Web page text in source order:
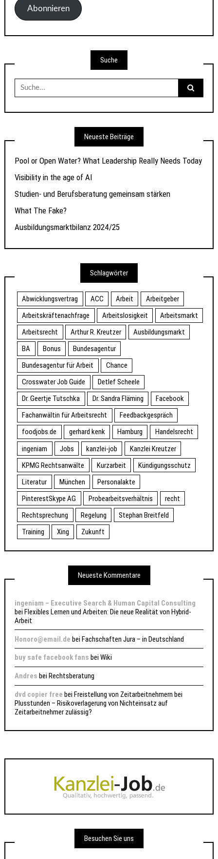
AdresseAbonnieren
Suche
Suche
nach:
Neueste Beiträge
Pool or Open Water? What Leadership Really Needs Today
Visibility in the age of AI
Studien- und Berufsberatung gemeinsam stärken
What The Fake?
Ausbildungsmarktbilanz 2024/25
Schlagwörter
Abwicklungsvertrag ACC Arbeit
Arbeitgeber
Arbeitskräftenachfrage
Arbeitslosigkeit
Arbeitsmarkt
Arbeitsrecht
Arthur R. Kreutzer
Ausbildungsmarkt
BA
Bonus
Bundesagentur
Bundesagentur für Arbeit
Chance
Crosswater Job Guide
Detlef Scheele
Dr. Geertje Tutschka
Dr. Sandra Fläming
Facebook
Fachanwältin für Arbeitsrecht
Feedbackgespräch
foodjobs.de
gerhard kenk Hamburg
Handelsrecht
ingeniam
Jobs kanzlei-job
Kanzlei Kreutzer
KPMG Rechtsanwälte
Kurzarbeit
Kündigungsschutz
Literatur
München
Personalakte
PinterestSkype AG
Probearbeitsverhältnis
recht
Rechtsprechung
Regelung
Stephan Breitfeld
Training
Xing Zukunft
Neueste Kommentare
ingeniam – Executive Search & Human Capital Consulting
beiFlexibles Lernen und Arbeiten: Die neue Realität von Hybrid-
Arbeit
Honoro@email.de beiFachschaften Jura – in Deutschland
buy safe facebook fans beiWiki
Andres beiRechtsberatung
dvd copier free beiFreistellung von Zeitarbeitnehmern bei
Plusstunden – Risikoverlagerung von Nichteinsatz auf
Zeitarbeitnehmer zulässig?
Besuchen Sie uns